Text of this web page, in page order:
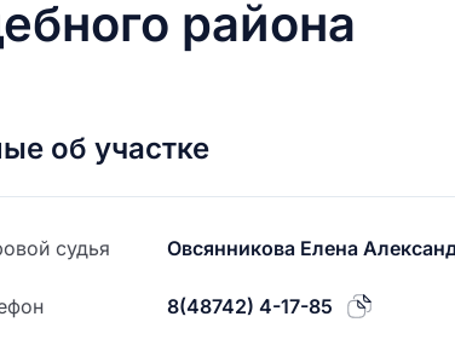
района
об участке
судья Овсянникова Елена
8(48742) 4-17-85